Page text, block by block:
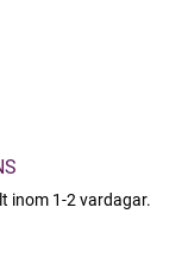
inom 1-2 vardagar.